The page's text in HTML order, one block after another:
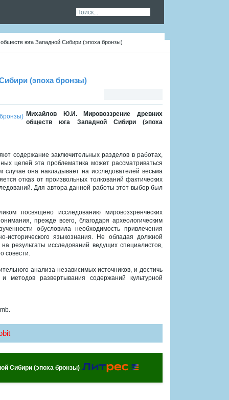
юга Западной Сибири (эпоха бронзы)
(эпоха бронзы)
Михайлов Ю.И. Мировоззрение древних
обществ юга Западной Сибири (эпоха
содержание заключительных разделов в работах,
целей эта проблематика может рассматриваться
она накладывает на исследователей весьма
отказ от произвольных толкований фактических
Для автора данной работы этот выбор был
посвящено исследованию мировоззренческих
прежде всего, благодаря археологическим
обусловила необходимость привлечения
исторического языкознания. Не обладая должной
результаты исследований ведущих специалистов,
совести.
анализа независимых источников, и достичь
методов развертывания содержаний культурной
Сибири (эпоха бронзы)